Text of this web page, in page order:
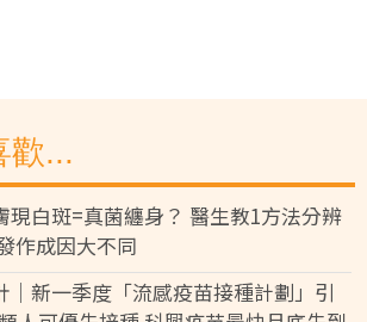
歡...
白斑=真菌纏身？ 醫生教1方法分辨
作成因大不同
｜新一季度「流感疫苗接種計劃」引